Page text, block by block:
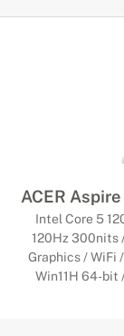
ACER
Intel Core 5
120Hz 300nits
Graphics / WiFi
Win11H 64-bit